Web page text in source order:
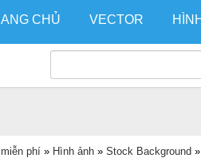
CHỦ VECTOR
phí » Hình ảnh » Stock Background »